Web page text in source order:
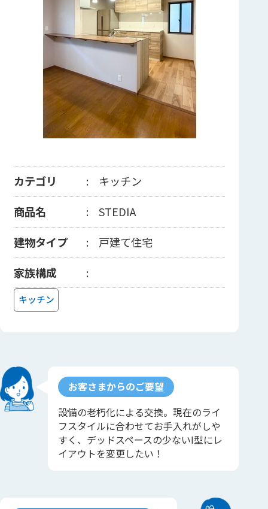
カテゴリ
キッチン
商品名
STEDIA
建物タイプ
戸建て住宅
家族構成
キッチン
お客さまからのご要望
設備の老朽化による交換。現在のライ
フスタイルに合わせてお手入れがしや
すく、デッドスペースの少ないI型にレ
イアウトを変更したい！